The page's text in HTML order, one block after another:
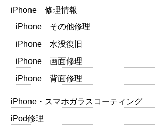
iPhone 修理情報
iPhone その他修理
iPhone 水没復旧
iPhone 画面修理
iPhone 背面修理
iPhone・スマホガラスコーティング
iPod修理